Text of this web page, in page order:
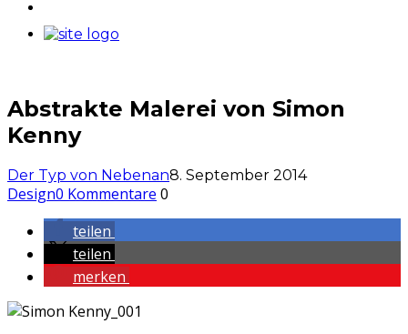
Abstrakte Malerei von Simon
Kenny
Der Typ von Nebenan8. September 2014
Design0 Kommentare 0
teilen
teilen
merken